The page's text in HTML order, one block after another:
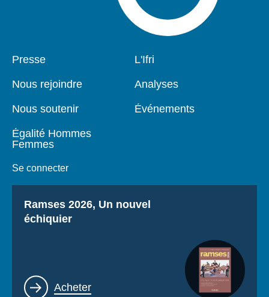
Pied
Presse
Nous rejoindre
Nous soutenir
Égalité Hommes
Femmes
Se connecter
Navigation
L'Ifri
Analyses
Événements
Titre
Ramses 2026, Un nouvel
échiquier
Lien
Acheter